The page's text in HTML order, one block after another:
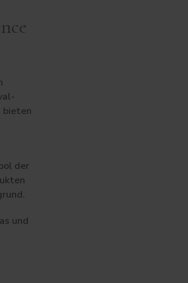
bieten
der
und